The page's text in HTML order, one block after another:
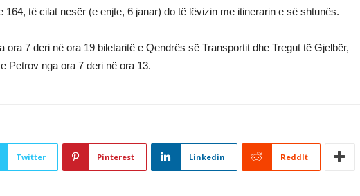
164, të cilat nesër (e enjte, 6 janar) do të lëvizin me itinerarin e së shtunës.
ora 7 deri në ora 19 biletaritë e Qendrës së Transportit dhe Tregut të Gjelbër,
Petrov nga ora 7 deri në ora 13.
Twitter Pinterest Linkedin ReddIt